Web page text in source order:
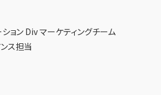
ョン Div マーケティングチーム
ス担当